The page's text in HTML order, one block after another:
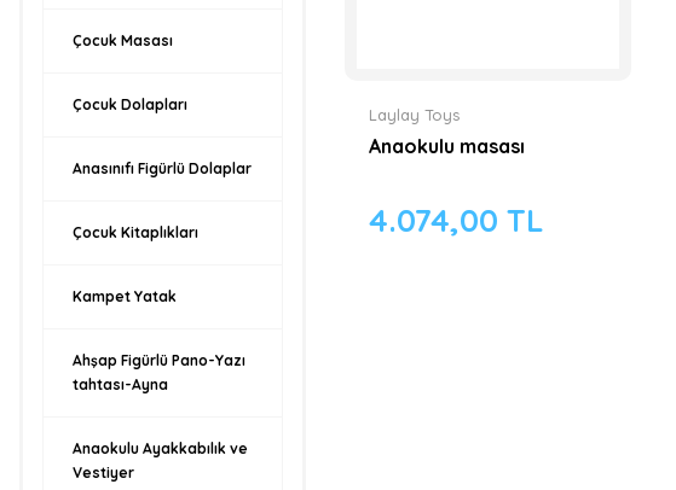
Çocuk Masası
Çocuk Dolapları
Anasınıfı Figürlü Dolaplar
Çocuk Kitaplıkları
Kampet Yatak
Ahşap Figürlü Pano-Yazı
tahtası-Ayna
Anaokulu Ayakkabılık ve
Vestiyer
Laylay Toys
Anaokulu masası
4.074,00 TL